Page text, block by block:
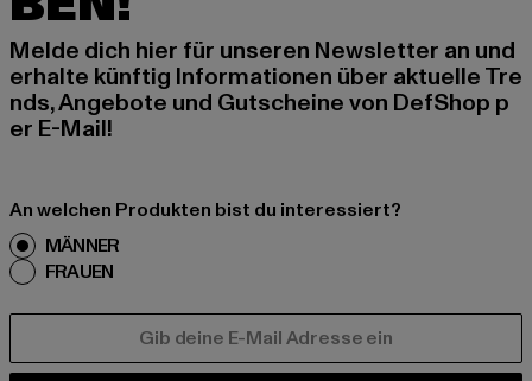
Melde dich hier für unseren Newsletter an und
erhalte künftig Informationen über aktuelle Tre
nds, Angebote und Gutscheine von DefShop p
er E-Mail!
An welchen Produkten bist du interessiert?
MÄNNER
FRAUEN